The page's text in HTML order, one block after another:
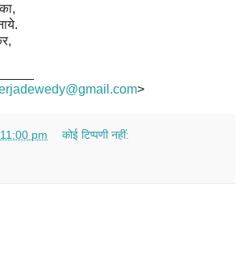
>
pm कोई टिप्पणी नहीं: